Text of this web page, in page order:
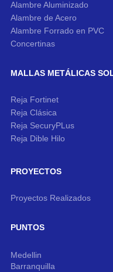
Alambre Aluminizado
Alambre de Acero
Alambre Forrado en PVC
Concertinas
MALLAS METÁLICAS
Reja Fortinet
Reja Clásica
Reja SecuryPLus
Reja Dible Hilo
PROYECTOS
Proyectos Realizados
PUNTOS
Medellin
Barranquilla